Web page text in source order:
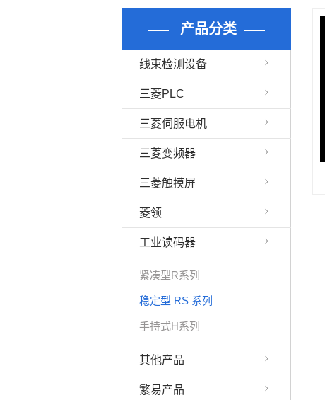
产品分类
线束检测设备
三菱PLC
三菱伺服电机
三菱变频器
三菱触摸屏
菱领
工业读码器
紧凑型R系列
稳定型 RS 系列
手持式H系列
其他产品
繁易产品